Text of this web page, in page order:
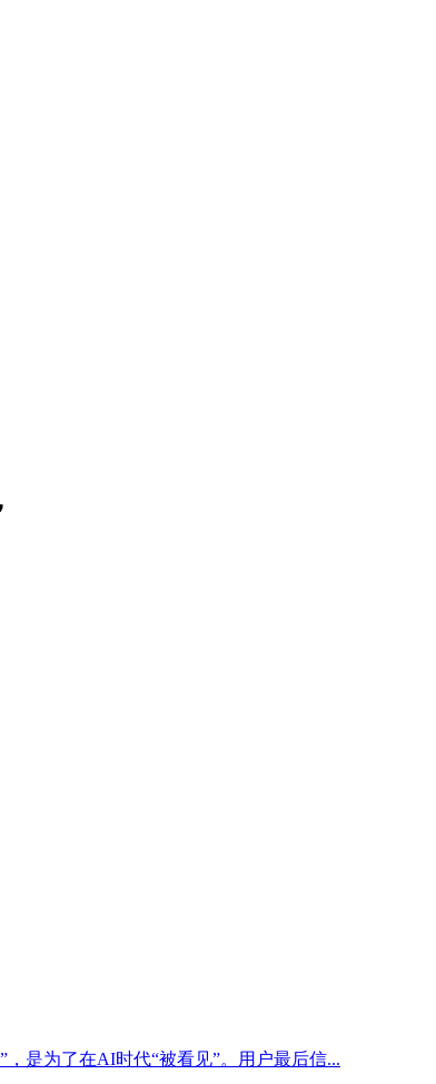
是为了在AI时代“被看见”。用户最后信...